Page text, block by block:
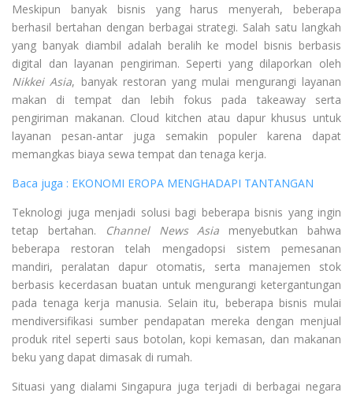
Meskipun banyak bisnis yang harus menyerah, beberapa
berhasil bertahan dengan berbagai strategi. Salah satu langkah
yang banyak diambil adalah beralih ke model bisnis berbasis
digital dan layanan pengiriman. Seperti yang dilaporkan oleh
Nikkei Asia, banyak restoran yang mulai mengurangi layanan
makan di tempat dan lebih fokus pada takeaway serta
pengiriman makanan. Cloud kitchen atau dapur khusus untuk
layanan pesan-antar juga semakin populer karena dapat
memangkas biaya sewa tempat dan tenaga kerja.
Baca juga : EKONOMI EROPA MENGHADAPI TANTANGAN
Teknologi juga menjadi solusi bagi beberapa bisnis yang ingin
tetap bertahan.
Channel News Asia menyebutkan bahwa
beberapa restoran telah mengadopsi sistem pemesanan
mandiri, peralatan dapur otomatis, serta manajemen stok
berbasis kecerdasan buatan untuk mengurangi ketergantungan
pada tenaga kerja manusia. Selain itu, beberapa bisnis mulai
mendiversifikasi sumber pendapatan mereka dengan menjual
produk ritel seperti saus botolan, kopi kemasan, dan makanan
beku yang dapat dimasak di rumah.
Situasi yang dialami Singapura juga terjadi di berbagai negara